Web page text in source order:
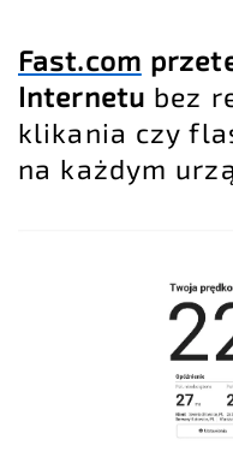
Fast.com
Internetu bez
klikania czy
na każdym